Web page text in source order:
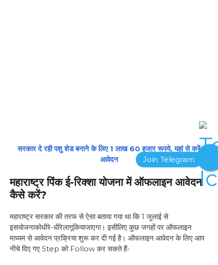
सरकार दे रही पशु शेड बनाने के लिए 1 लाख 60 हजार रूपये, यहां से करें
आवेदन
महाराष्ट्र पिंक ई-रिक्शा योजना में ऑफलाइन आवेदन
कैसे करें?
महाराष्ट्र सरकार की तरफ से ऐसा बताया गया था कि 1 जुलाई से
इसयोजनाकोधीरे-धीरेलागूकियाजाएगा। इसीलिए कुछ जगहों पर ऑफलाइन
माध्यम से आवेदन प्रक्रिया शुरू कर दी गई है। ऑफलाइन आवेदन के लिए आप
नीचे दिए गए Step को Follow कर सकते हैं-